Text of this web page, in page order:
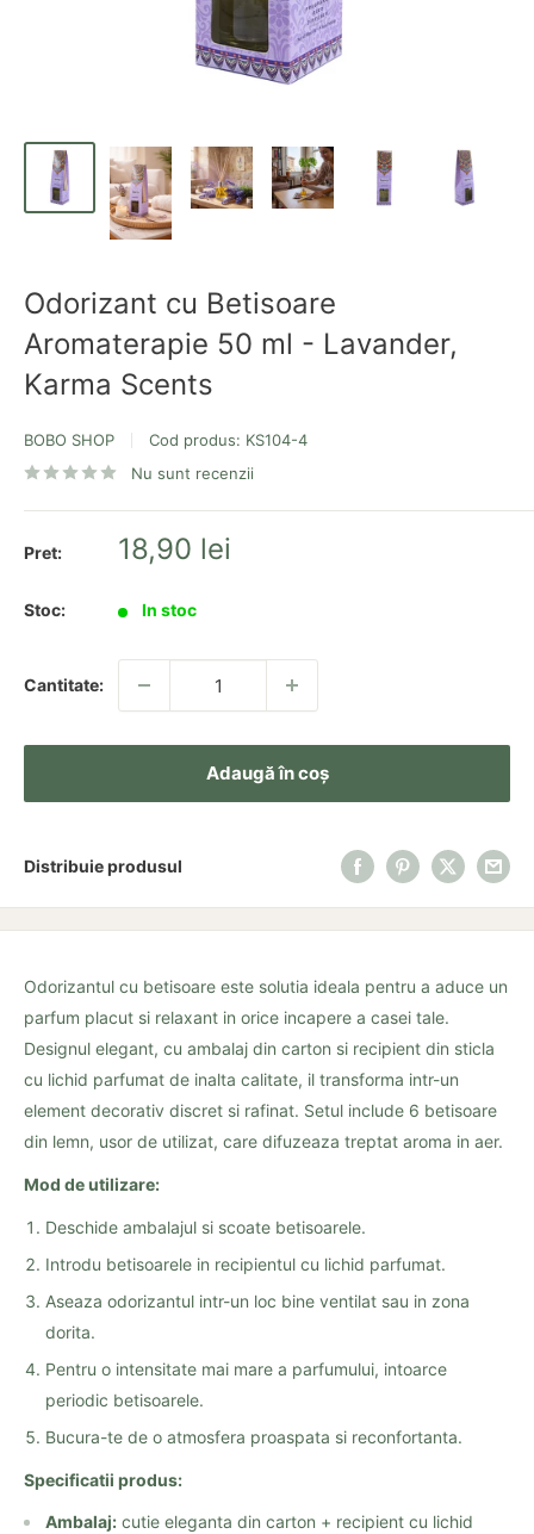
Odorizant cu Betisoare
Aromaterapie 50 ml - Lavander,
Karma Scents
BOBO SHOP Cod produs: KS104-4
Nu sunt recenzii
Pret:
Pret
redus
18,90 lei
Stoc: In stoc
Cantitate:
Adaugă în coș
Distribuie produsul
Odorizantul cu betisoare este solutia ideala pentru a aduce un
parfum placut si relaxant in orice incapere a casei tale.
Designul elegant, cu ambalaj din carton si recipient din sticla
cu lichid parfumat de inalta calitate, il transforma intr-un
element decorativ discret si rafinat. Setul include 6 betisoare
din lemn, usor de utilizat, care difuzeaza treptat aroma in aer.
Mod de utilizare:
Deschide ambalajul si scoate betisoarele.
Introdu betisoarele in recipientul cu lichid parfumat.
Aseaza odorizantul intr-un loc bine ventilat sau in zona
dorita.
Pentru o intensitate mai mare a parfumului, intoarce
periodic betisoarele.
Bucura-te de o atmosfera proaspata si reconfortanta.
Specificatii produs:
Ambalaj: cutie eleganta din carton + recipient cu lichid